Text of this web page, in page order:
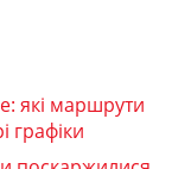
які маршрути
графіки